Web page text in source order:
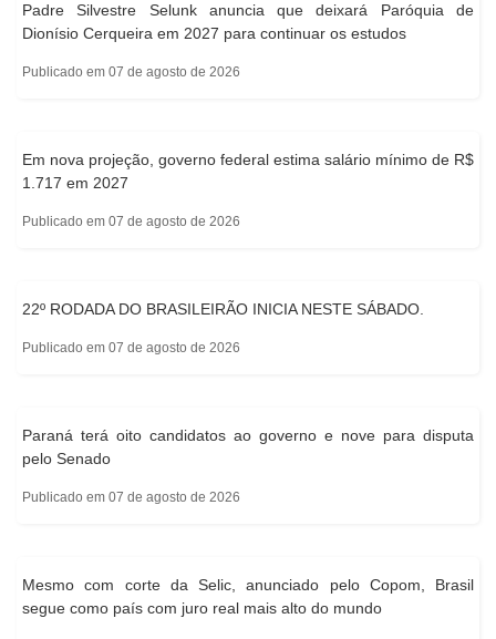
Padre Silvestre Selunk anuncia que deixará Paróquia de
Dionísio Cerqueira em 2027 para continuar os estudos
Publicado em 07 de agosto de 2026
Em nova projeção, governo federal estima salário mínimo de R$
1.717 em 2027
Publicado em 07 de agosto de 2026
22º RODADA DO BRASILEIRÃO INICIA NESTE SÁBADO.
Publicado em 07 de agosto de 2026
Paraná terá oito candidatos ao governo e nove para disputa
pelo Senado
Publicado em 07 de agosto de 2026
Mesmo com corte da Selic, anunciado pelo Copom, Brasil
segue como país com juro real mais alto do mundo